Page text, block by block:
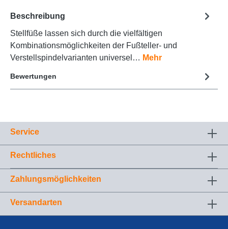
Beschreibung
Stellfüße lassen sich durch die vielfältigen
Kombinationsmöglichkeiten der Fußteller- und
Verstellspindelvarianten universel… Mehr
Bewertungen
Service
Rechtliches
Zahlungsmöglichkeiten
Versandarten